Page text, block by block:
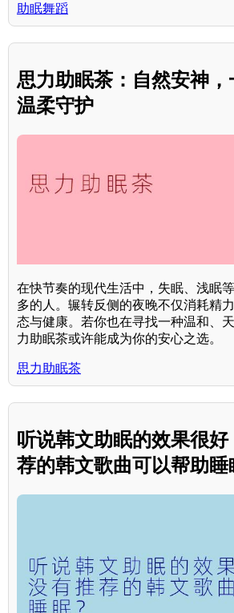
助眠舞蹈
思力助眠茶：自然安神
温柔守护
在快节奏的现代生活中，失眠、浅眠
多的人。辗转反侧的夜晚不仅消耗精
态与健康。若你也在寻找一种温和、
力助眠茶或许能成为你的安心之选。
思力助眠茶
听说韩文助眠的效果很
荐的韩文歌曲可以帮助睡